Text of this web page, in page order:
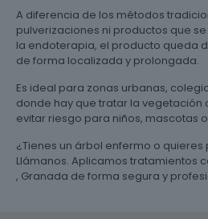
A diferencia de los métodos
pulverizaciones ni productos que
la endoterapia, el producto queda
de forma localizada y prolongada.
Es ideal para zonas urbanas,
donde hay que tratar la vegetación
evitar riesgo para niños, mascotas
¿Tienes un árbol enfermo o
Llámanos. Aplicamos tratamientos
, Granada de forma segura y